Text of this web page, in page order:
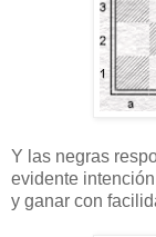
Y las negras
evidente
y ganar con